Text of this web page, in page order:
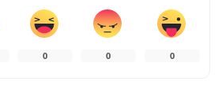
0 0 0